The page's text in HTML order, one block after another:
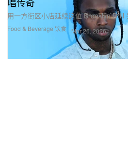
Food & Beverage 饮食
用一方街区小店延续这位 Brooklyn Drill
Mar 26, 2026